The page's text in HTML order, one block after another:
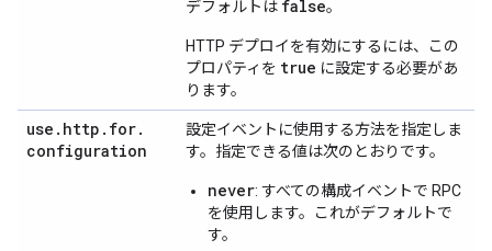
デフォルトは false。
HTTP デプロイを有効にするには、この
プロパティを true に設定する必要があ
ります。
use . http . for.
configuration
設定イベントに使用する方法を指定しま
す。指定できる値は次のとおりです。
never: すべての構成イベントで RPC
を使用します。これがデフォルトで
す。